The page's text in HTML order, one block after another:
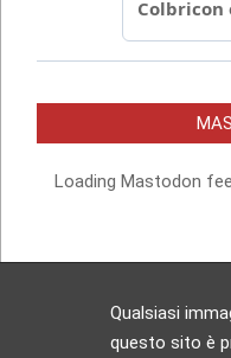
Loading Mastodon
Qualsiasi
questo sito è